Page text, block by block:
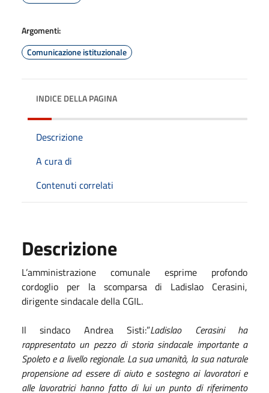
Argomenti:
Comunicazione istituzionale
INDICE DELLA PAGINA
Descrizione
A cura di
Contenuti correlati
Descrizione
L’amministrazione comunale esprime profondo
cordoglio per la scomparsa di Ladislao Cerasini,
dirigente sindacale della CGIL.
Il sindaco Andrea Sisti:”Ladislao Cerasini ha
rappresentato un pezzo di storia sindacale importante a
Spoleto e a livello regionale. La sua umanità, la sua naturale
propensione ad essere di aiuto e sostegno ai lavoratori e
alle lavoratrici hanno fatto di lui un punto di riferimento